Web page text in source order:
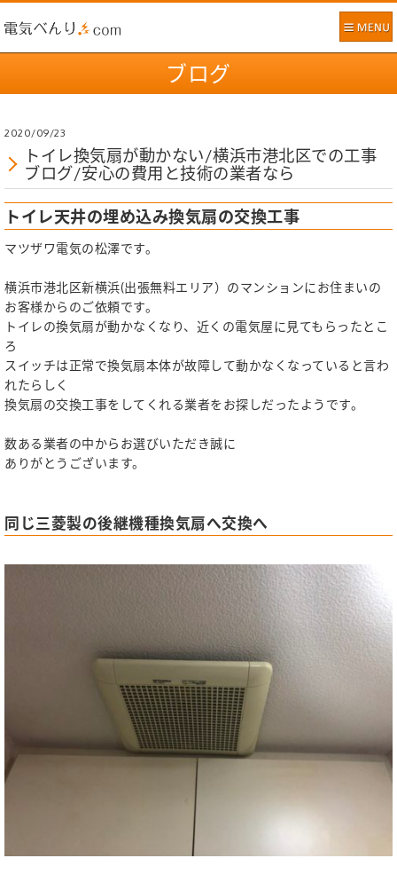
ブログ
2020/09/23
トイレ換気扇が動かない/横浜市港北区での工事
ブログ/安心の費用と技術の業者なら
トイレ天井の埋め込み換気扇の交換工事
マツザワ電気の松澤です。
横浜市港北区新横浜(出張無料エリア）のマンションにお住まいの
お客様からのご依頼です。
トイレの換気扇が動かなくなり、近くの電気屋に見てもらったとこ
ろ
スイッチは正常で換気扇本体が故障して動かなくなっていると言わ
れたらしく
換気扇の交換工事をしてくれる業者をお探しだったようです。
数ある業者の中からお選びいただき誠に
ありがとうございます。
同じ三菱製の後継機種換気扇へ交換へ